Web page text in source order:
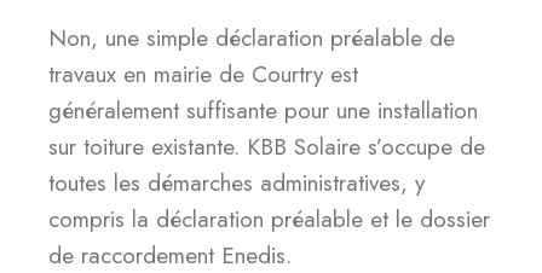
Non, une simple déclaration préalable de
travaux en mairie de Courtry est
généralement suffisante pour une installation
sur toiture existante. KBB Solaire s’occupe de
toutes les démarches administratives, y
compris la déclaration préalable et le dossier
de raccordement Enedis.